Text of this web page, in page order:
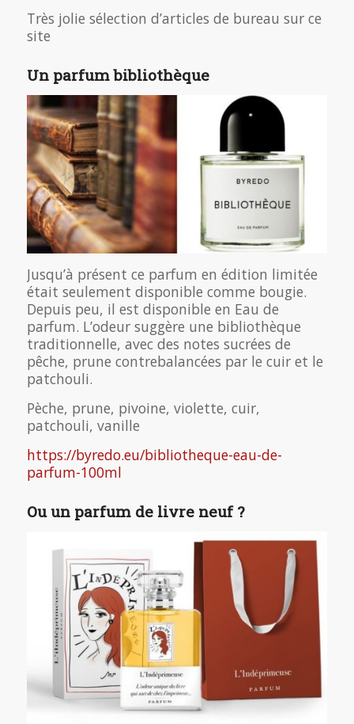
Très jolie sélection d’articles de bureau sur ce
site
Un parfum bibliothèque
Jusqu’à présent ce parfum en édition limitée
était seulement disponible comme bougie.
Depuis peu, il est disponible en Eau de
parfum. L’odeur suggère une bibliothèque
traditionnelle, avec des notes sucrées de
pêche, prune contrebalancées par le cuir et le
patchouli.
Pèche, prune, pivoine, violette, cuir,
patchouli, vanille
https://byredo.eu/bibliotheque-eau-de-
parfum-100ml
Ou un parfum de livre neuf ?